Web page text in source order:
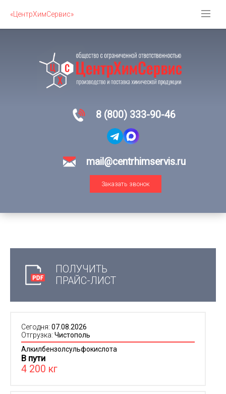
«ЦентрХимСервис»
8 (800) 333-90-46
mail@centrhimservis.ru
Заказать звонок
ПОЛУЧИТЬ
ПРАЙС-ЛИСТ
Сегодня: 07.08.2026
Отгрузка: Чистополь
Алкилбензолсульфокислота
В пути
4 200 кг